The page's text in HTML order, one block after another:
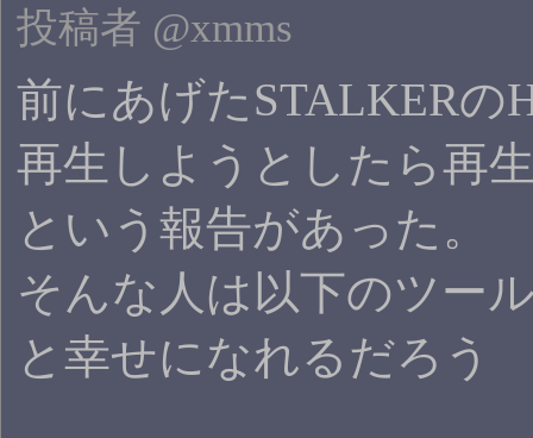
投稿者 @xmms
前にあげたSTALKERの
再生しようとしたら再
という報告があった。
そんな人は以下のツー
と幸せになれるだろう